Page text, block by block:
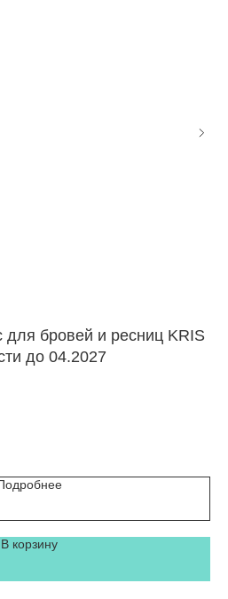
бровей и ресниц KRIS
до 04.2027
В корзину